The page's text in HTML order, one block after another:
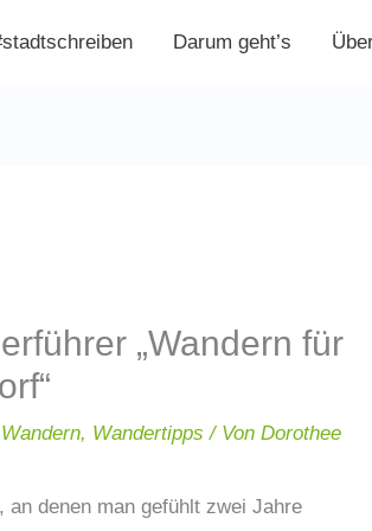
Darum geht’s
„Wandern für
Wandern, Wandertipps / VonDorothee
an denen man gefühlt zwei Jahre